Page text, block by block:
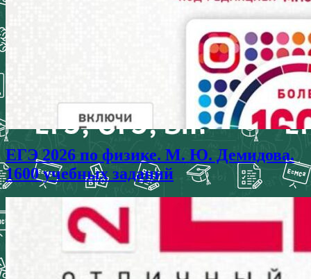
ЕГЭ 2026 по физике. М. Ю. Демидова.
1600 учебных заданий